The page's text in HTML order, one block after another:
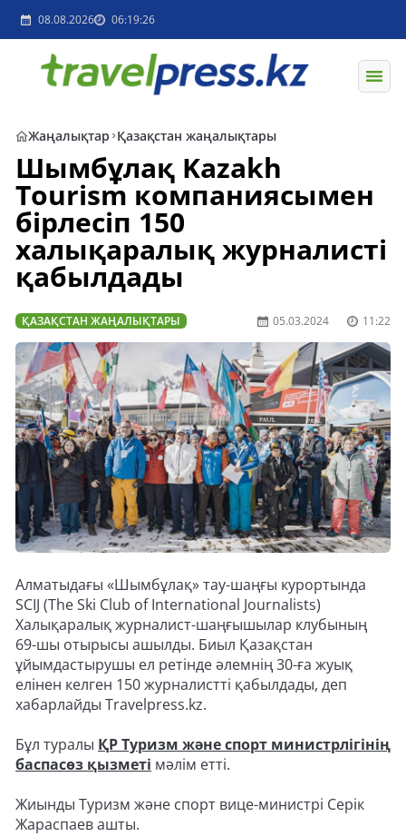
08.08.2026 06:19:26
Жаңалықтар Қазақстан жаңалықтары
Шымбұлақ Kazakh
Tourism компаниясымен
бірлесіп 150
халықаралық журналисті
қабылдады
ҚАЗАҚСТАН ЖАҢАЛЫҚТАРЫ 05.03.2024 11:22
Алматыдағы «Шымбұлақ» тау-шаңғы курортында
SCIJ (The Ski Club of International Journalists)
Халықаралық журналист-шаңғышылар клубының
69-шы отырысы ашылды. Биыл Қазақстан
ұйымдастырушы ел ретінде әлемнің 30-ға жуық
елінен келген 150 журналистті қабылдады, деп
хабарлайды Travelpress.kz.
Бұл туралы ҚР Туризм және спорт министрлігінің
баспасөз қызметі мәлім етті.
Жиынды Туризм және спорт вице-министрі Серік
Жараспаев ашты.